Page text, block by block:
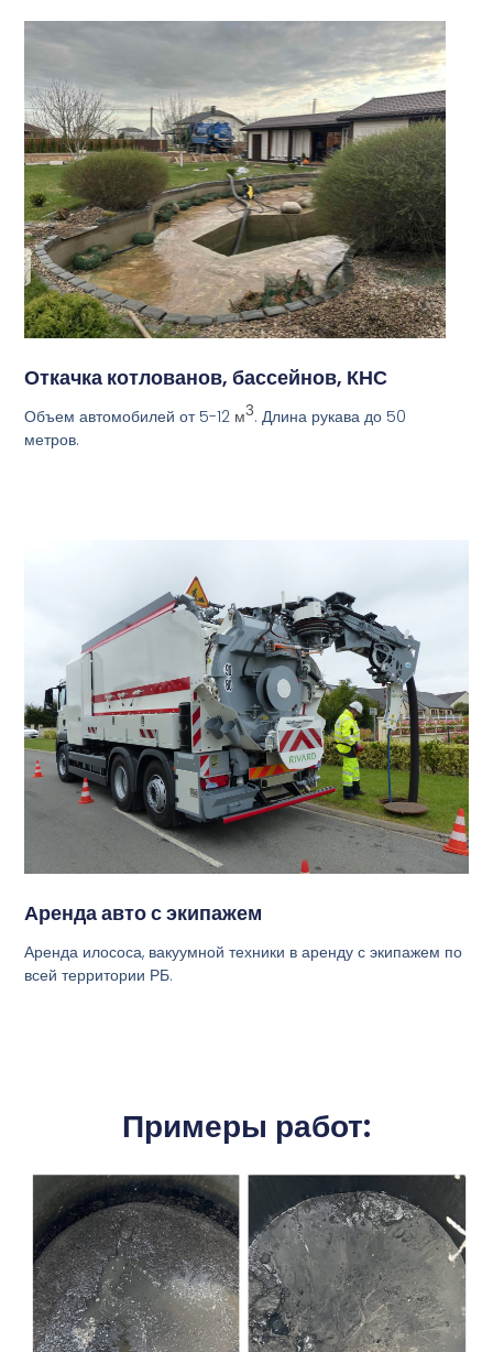
Откачка котлованов, бассейнов, КНС
Объем автомобилей от 5-12 м3. Длина рукава до 50
метров.
Аренда авто с экипажем
Аренда илососа, вакуумной техники в аренду с экипажем по
всей территории РБ.
Примеры работ: